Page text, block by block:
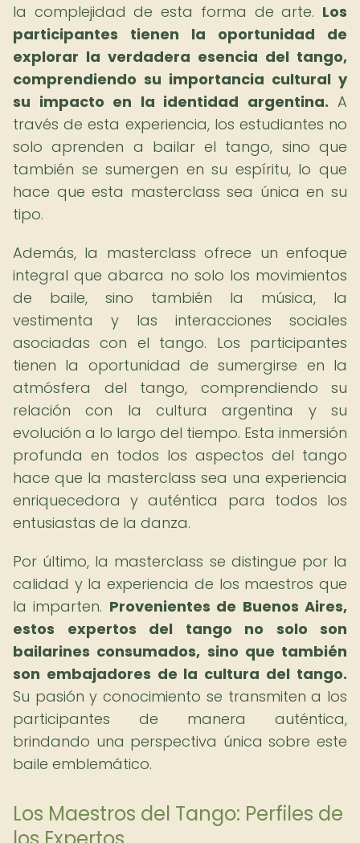
la complejidad de esta forma de arte. Los
participantes tienen la oportunidad de
explorar la verdadera esencia del tango,
comprendiendo su importancia cultural y
su impacto en la identidad argentina. A
través de esta experiencia, los estudiantes no
solo aprenden a bailar el tango, sino que
también se sumergen en su espíritu, lo que
hace que esta masterclass sea única en su
tipo.
Además, la masterclass ofrece un enfoque
integral que abarca no solo los movimientos
de baile, sino también la música, la
vestimenta y las interacciones sociales
asociadas con el tango. Los participantes
tienen la oportunidad de sumergirse en la
atmósfera del tango, comprendiendo su
relación con la cultura argentina y su
evolución a lo largo del tiempo. Esta inmersión
profunda en todos los aspectos del tango
hace que la masterclass sea una experiencia
enriquecedora y auténtica para todos los
entusiastas de la danza.
Por último, la masterclass se distingue por la
calidad y la experiencia de los maestros que
la imparten. Provenientes de Buenos Aires,
estos expertos del tango no solo son
bailarines consumados, sino que también
son embajadores de la cultura del tango.
Su pasión y conocimiento se transmiten a los
participantes de manera auténtica,
brindando una perspectiva única sobre este
baile emblemático.
Los Maestros del Tango: Perfiles de